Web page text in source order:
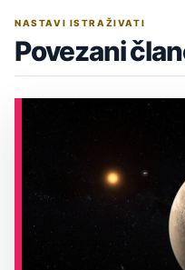
NASTAVI ISTRAŽIVATI
Povezani